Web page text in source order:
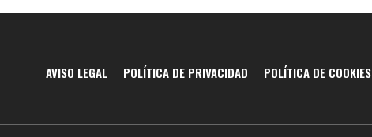
AVISO LEGAL POLÍTICA DE PRIVACIDAD POLÍTICA DE COOKIES